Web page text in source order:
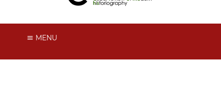
MENU